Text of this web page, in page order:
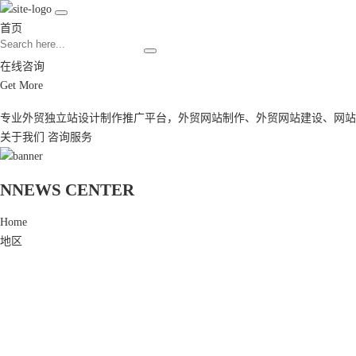
首页
在线咨询
Get More
专业外贸独立站设计制作推广平台， 外贸网站制作、 外贸网站建设、 网
关于我们
咨询服务
NNEWS CENTER
Home
地区